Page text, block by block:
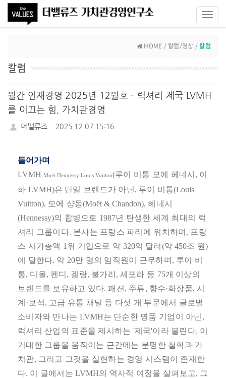
HOME / 칼럼/영상 /칼럼
칼럼
월간 인재경영 2025년 12월호 - 럭셔리 제국 LVMH
를 이끄는 힘, 가치관경영
더밸류즈 2025.12.07 15:16
들어가며
LVMH Moët Hennessy Louis Vuitton(루이 비통 모에 헤네시 , 이
하 LVMH)은 단일 브랜드가 아닌 , 루이 비통(Louis
Vuitton), 모에 샹동(Moët & Chandon),헤네시
(Hennessy)의 합병으로 1987년 탄생한 세계 최대의 럭
셔리 그룹이다. 본사는 프랑스 파리에 위치하며 , 프랑
스 시가총액 1 위 기업으로 약 320억 달러 (약450조 원)
에 달한다. 약 20만 명의 임직원이 근무하며 , 루이 비
통, 디올, 펜디 , 겔랑, 불가리 , 세포라 등 75개 이상의
브랜드를 보유하고 있다.패션 , 주류, 향수·화장품, 시
계 · 보석, 고급 유통 채널 등 다섯 개 부문에서 글로벌
소비자와 만나는 LVMH는 단순한 명품 기업이 아닌 ,
럭셔리 산업의 표준을 제시하는 '제국'이라 불린다. 이
거대한 그룹을 움직이는 근간에는 분명한 철학과 가
치관, 그리고 그것을 실현하는 경영 시스템이 존재한
다. 이 글에서는LVMH의 역사적 여정을 살펴보고, 그